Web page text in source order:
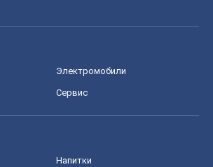
Электромобили
Сервис
Напитки